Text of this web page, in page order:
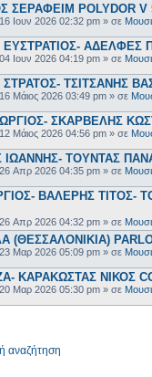
POLYDOR V
16 Ιουν 2026 02:32 pm » σε
ΑΔΕΛΦΕΣ
04 Ιουν 2026 04:19 pm » σε
ΤΣΙΤΣΑΝΗΣ
16 Μάιος 2026 03:49 pm » σε
ΣΚΑΡΒΕΛΗΣ
12 Μάιος 2026 04:56 pm » σε
ΤΟΥΝΤΑΣ
26 Απρ 2026 04:35 pm » σε
ΒΑΛΕΡΗΣ ΤΙΤΟΣ-
26 Απρ 2026 04:32 pm » σε
(ΘΕΣΣΑΛΟΝΙΚΙΑ)
23 Μαρ 2026 05:09 pm » σε
ΚΑΡΑΚΩΣΤΑΣ ΝΙΚΟΣ
20 Μαρ 2026 05:30 pm » σε
αναζήτηση